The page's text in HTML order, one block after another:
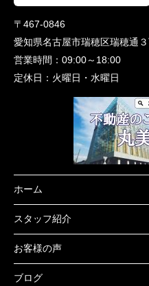
〒467-0846
愛知県名古屋市瑞穂区瑞穂通
営業時間： 09:00～18:00
定休日： 火曜日・水曜日
ホーム
スタッフ紹介
お客様の声
ブログ